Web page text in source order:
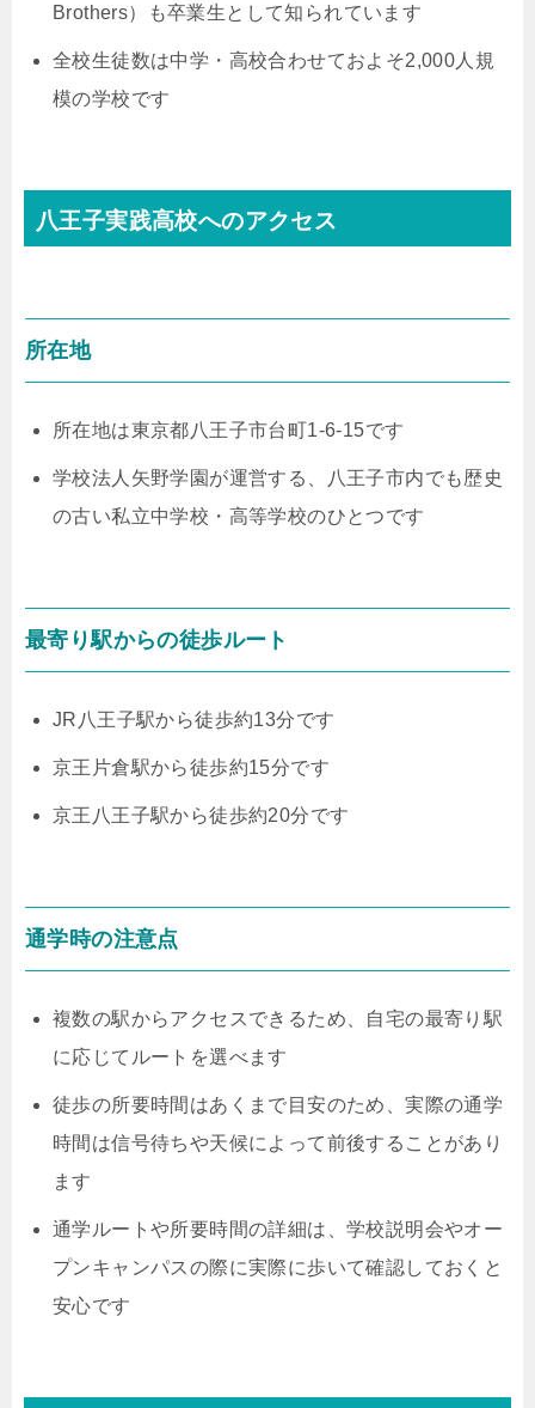
Brothers）も卒業生として知られています
全校生徒数は中学・高校合わせておよそ2,000人規
模の学校です
八王子実践高校へのアクセス
所在地
所在地は東京都八王子市台町1-6-15です
学校法人矢野学園が運営する、八王子市内でも歴史
の古い私立中学校・高等学校のひとつです
最寄り駅からの徒歩ルート
JR八王子駅から徒歩約13分です
京王片倉駅から徒歩約15分です
京王八王子駅から徒歩約20分です
通学時の注意点
複数の駅からアクセスできるため、自宅の最寄り駅
に応じてルートを選べます
徒歩の所要時間はあくまで目安のため、実際の通学
時間は信号待ちや天候によって前後することがあり
ます
通学ルートや所要時間の詳細は、学校説明会やオー
プンキャンパスの際に実際に歩いて確認しておくと
安心です